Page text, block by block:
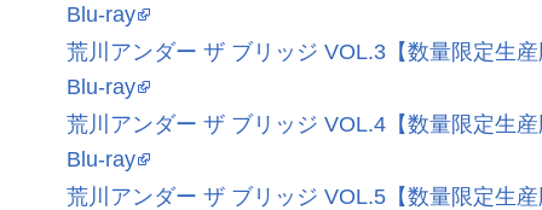
Blu-ray
荒川アンダー ザ ブリッジ VOL.3【数量限定生
Blu-ray
荒川アンダー ザ ブリッジ VOL.4【数量限定生
Blu-ray
荒川アンダー ザ ブリッジ VOL.5【数量限定生